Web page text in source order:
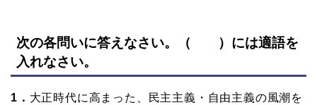
次の各問いに答えなさい。（ ）には適語を
入れなさい。
1． 大正時代に高まった、民主主義・自由主義の風潮を